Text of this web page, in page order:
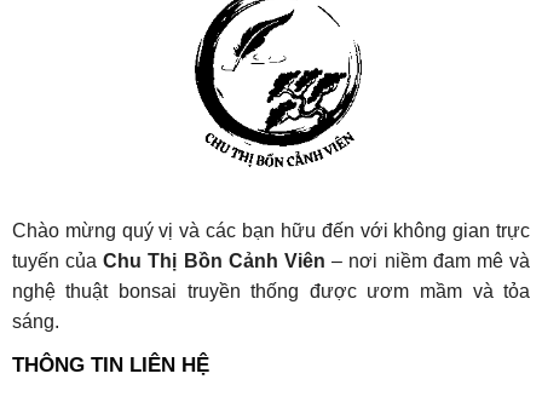
Chào mừng quý vị và các bạn hữu đến với không gian trực
tuyến củaChu Thị Bồn Cảnh Viên – nơi niềm đam mê và
nghệ thuật bonsai truyền thống được ươm mầm và tỏa
sáng.
THÔNG TIN LIÊN HỆ